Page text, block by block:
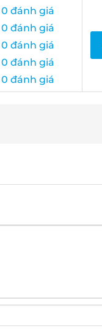
0 đánh giá
0 đánh giá
0 đánh giá
0 đánh giá
0 đánh giá